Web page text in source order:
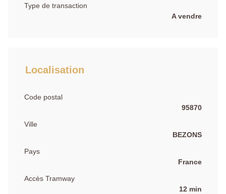
Type de transaction
A vendre
Localisation
Code postal
95870
Ville
BEZONS
Pays
France
Accès Tramway
12 min